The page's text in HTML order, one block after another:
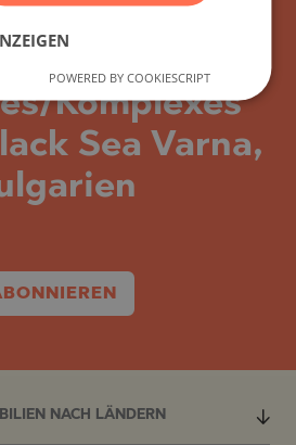
Komplexes
Sea Varna,
NACH LÄNDERN
POWERED BY COOKIESCRIPT